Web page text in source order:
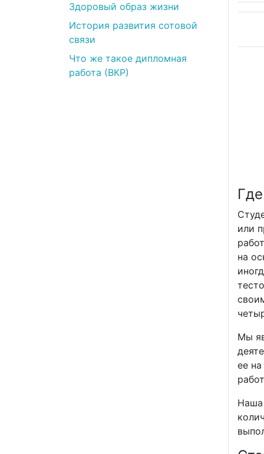
Здоровый образ жизни
История развития сотовой
связи
Что же такое дипломная
работа (ВКР)
Все прекрасно! Наивысшее
Возникло несколько вопросов
получения работы. Но
или
на
Мы
ее
Наша